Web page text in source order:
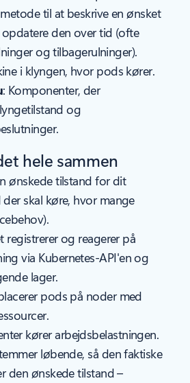
metode til at beskrive en ønsket
den over tid (ofte
og tilbagerulninger).
i klyngen, hvor pods kører.
: Komponenter, der
og
hele sammen
ønskede tilstand for dit
skal køre, hvor mange
registrerer og reagerer på
via Kubernetes-API'en og
lager.
pods på noder med
kører arbejdsbelastningen.
løbende, så den faktiske
den ønskede tilstand –